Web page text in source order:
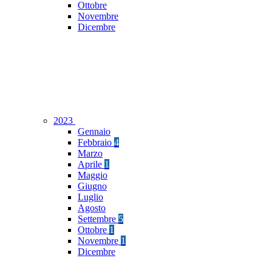
Ottobre
Novembre
Dicembre
2023
Gennaio
Febbraio 4
Marzo
Aprile 1
Maggio
Giugno
Luglio
Agosto
Settembre 5
Ottobre 1
Novembre 1
Dicembre